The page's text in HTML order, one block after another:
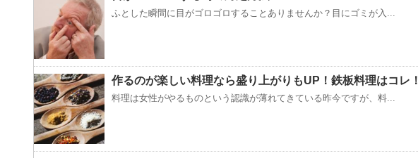
ふとした瞬間に目がゴロゴロすることありませんか？目にゴミが入...
作るのが楽しい料理なら盛り上がりもUP！鉄板料理はコレ！
料理は女性がやるものという認識が薄れてきている昨今ですが、料...